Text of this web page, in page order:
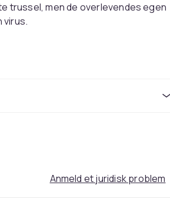
trussel, men de overlevendes egen
virus.
Anmeld et juridisk problem